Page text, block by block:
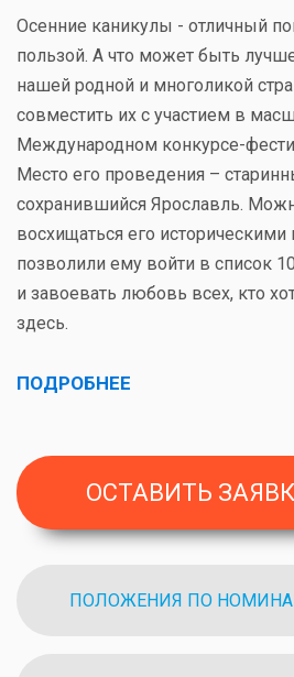
Осенние каникулы - отличный
пользой. А что может быть
нашей родной и многоликой
совместить их с участием в
Международном конкурсе-
Место его проведения –
сохранившийся Ярославль.
восхищаться его
позволили ему войти в список
и завоевать любовь всех, кто
здесь.
ПОДРОБНЕЕ
ОСТАВИТЬ
ПОЛОЖЕНИЯ ПО